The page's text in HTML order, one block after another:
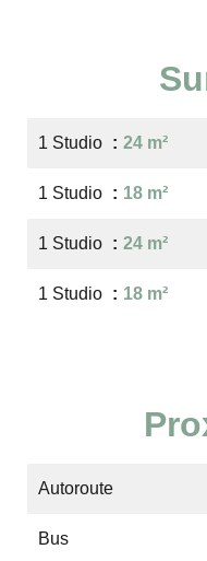
1 Studio 24 m²
1 Studio 18 m²
1 Studio 24 m²
1 Studio 18 m²
Autoroute
Bus